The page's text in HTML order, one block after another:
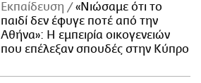
Εκπαίδευση
«Νιώσαμε ότι το
παιδί δεν έφυγε ποτέ από την
Αθήνα»: Η εμπειρία οικογενειών
που επέλεξαν σπουδές στην Κύπρο